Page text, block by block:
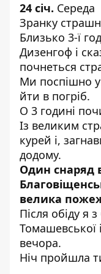
24 січ. Середа
Зранку
Близько 3-ї
Дизенгоф і
почнеться
Ми поспішно
йти в погріб.
О 3 годині
Із великим
курей і,
додому.
Один снаряд
велика
Після обіду я
Томашевської
вечора.
Ніч пройшла